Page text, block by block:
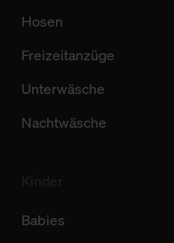
Hosen
Freizeitanzüge
Unterwäsche
Nachtwäsche
Babies